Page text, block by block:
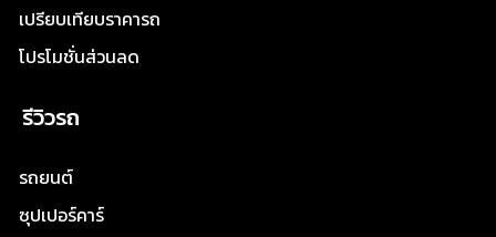
เปรียบเทียบราคารถ
โปรโมชั่นส่วนลด
รีวิวรถ
รถยนต์
ซุปเปอร์คาร์